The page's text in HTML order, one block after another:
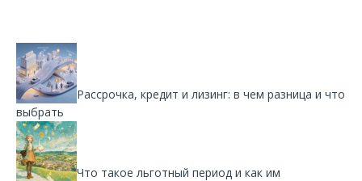
Рассрочка, кредит и лизинг: в чем разница и что
выбрать
Что такое льготный период и как им